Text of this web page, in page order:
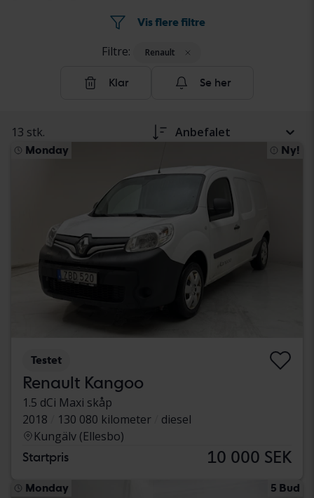
her. Vis flere filtre
Filtre: Renault
Klar Se her
13 stk. Anbefalet
Monday Ny!
Testet
Renault Kangoo
1.5 dCi Maxi skåp
2018
130 080 kilometer
diesel
Kungälv (Ellesbo)
Startpris 10 000 SEK
Monday 5 Bud